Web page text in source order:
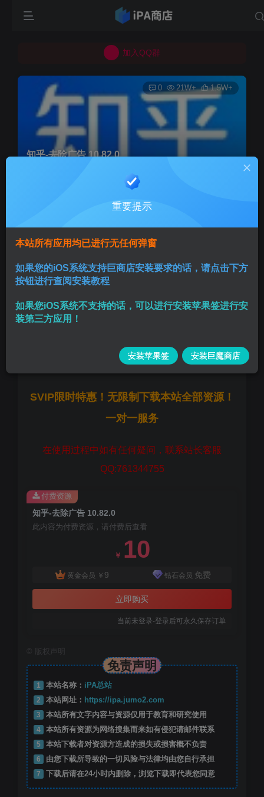
所有上传的应用 均已通过 严格的安全检测
加入QQ群
知乎-去除广告 10.82.0
0 21W+ 1.5W+
默认去开屏推荐页详情广告
长按底部首页弹出插件菜单,
SVIP限时特惠！无限制下载本站全部资源！
一对一服务
在使用过程中如有任何疑问，联系站长客服
QQ:761344755
知乎-去除广告 10.82.0
此内容为付费资源，请付费后查看
￥ 10
黄金会员 ￥ 9 钻石会员 免费
立即购买
当前未登录-登录后可永久保存订单
付费资源
版权声明
免责声明
1 本站名称： iPA总站
2
本站网址： https://ipa.jumo2.com
3
本站所有文字内容与资源仅用于教育和研究使用
4
本站所有资源为网络搜集而来如有侵犯请邮件联系
5
本站下载者对资源方造成的损失或损害概不负责
6
由您下载所导致的一切风险与法律均由您自行承担
7
下载后请在24小时内删除，浏览下载即代表您同意
重要提示
本站所有应用均已进行无任何弹窗
如果您的iOS系统支持巨商店安装要求的话，请点击下方
按钮进行查阅安装教程
如果您iOS系统不支持的话，可以进行安装苹果签进行安
装第三方应用！
安装苹果签 安装巨魔商店